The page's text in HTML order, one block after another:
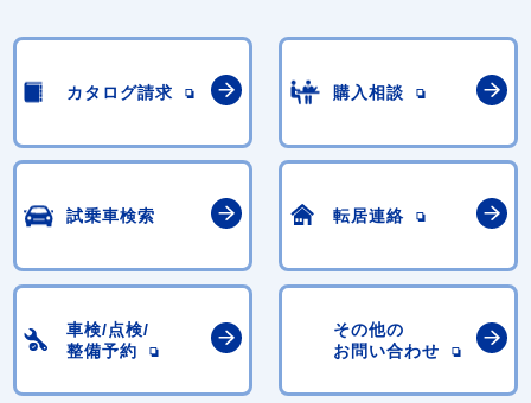
カタログ請求 購入相談
試乗車検索 転居連絡
車検/点検/
整備予約
その他の
お問い合わせ